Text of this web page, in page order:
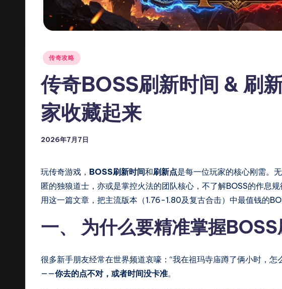
布
传
奇
找
上
Posted
传奇攻略
传奇BOSS刷新时间 & 刷
家收藏起来
2026年7月7日
玩传奇游戏， BOSS刷新时间和刷新点是每一位玩家的核心刚需。
匿的独狼道士，亦或是掌控火法的团队核心，不了解BOSS的作息
用这一篇文章，把主流版本（1.76-1.80及复古合击）中最值钱的
一、 为什么要精准掌握BOSS
很多新手朋友经常在世界频道哀嚎：“我在祖玛寺庙蹲了俩小时，
——你去的点不对，或者时间没卡准。